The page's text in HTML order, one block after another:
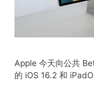
Apple 今天向公共
的 iOS 16.2 和